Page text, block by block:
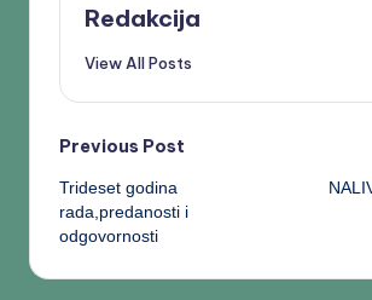
Redakcija
View All Posts
Previous Post
Trideset godina
rada,predanosti i
odgovornosti